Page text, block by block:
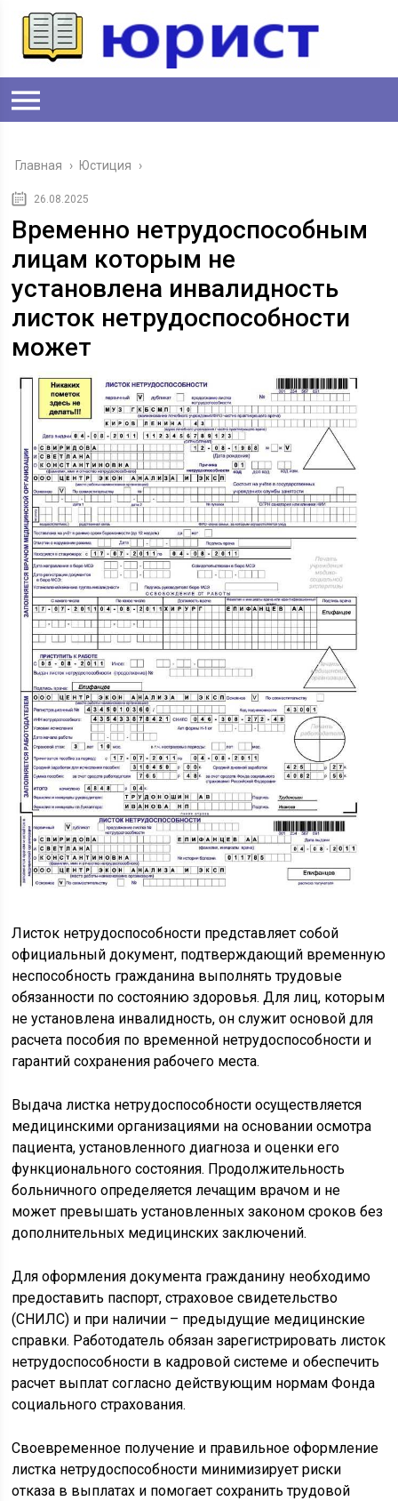
Главная › Юстиция ›
26.08.2025
Временно нетрудоспособным
лицам которым не
установлена инвалидность
листок нетрудоспособности
может
Листок нетрудоспособности представляет собой
официальный документ, подтверждающий временную
неспособность гражданина выполнять трудовые
обязанности по состоянию здоровья. Для лиц, которым
не установлена инвалидность, он служит основой для
расчета пособия по временной нетрудоспособности и
гарантий сохранения рабочего места.
Выдача листка нетрудоспособности осуществляется
медицинскими организациями на основании осмотра
пациента, установленного диагноза и оценки его
функционального состояния. Продолжительность
больничного определяется лечащим врачом и не
может превышать установленных законом сроков без
дополнительных медицинских заключений.
Для оформления документа гражданину необходимо
предоставить паспорт, страховое свидетельство
(СНИЛС) и при наличии – предыдущие медицинские
справки. Работодатель обязан зарегистрировать листок
нетрудоспособности в кадровой системе и обеспечить
расчет выплат согласно действующим нормам Фонда
социального страхования.
Своевременное получение и правильное оформление
листка нетрудоспособности минимизирует риски
отказа в выплатах и помогает сохранить трудовой